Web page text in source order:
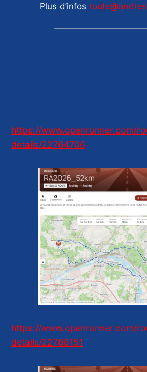
Plus d’infos
https://www.openrunner.com/
details/22764706
https://www.openrunner.com/
details/22788151